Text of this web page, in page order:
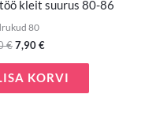
kleit suurus 80-86
80
€7,90€
KORVI